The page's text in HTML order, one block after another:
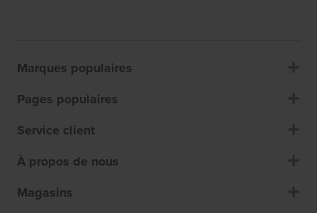
Marques populaires
Pages populaires
Service client
À propos de nous
Magasins